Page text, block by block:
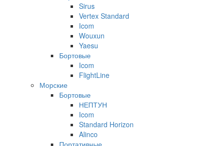
Sirus
Vertex Standard
Icom
Wouxun
Yaesu
Бортовые
Icom
FlightLine
Морские
Бортовые
НЕПТУН
Icom
Standard Horizon
Alinco
Портативные